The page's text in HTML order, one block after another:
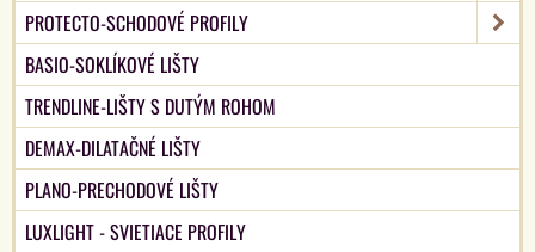
PROTECTO-SCHODOVÉ PROFILY
BASIO-SOKLÍKOVÉ LIŠTY
TRENDLINE-LIŠTY S DUTÝM ROHOM
DEMAX-DILATAČNÉ LIŠTY
PLANO-PRECHODOVÉ LIŠTY
LUXLIGHT - SVIETIACE PROFILY